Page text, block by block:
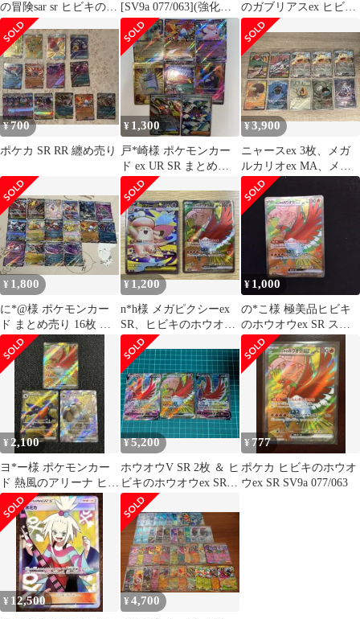
の冒険sar sr ヒビキのホ
ウオウex UR SRまとめ
[SV9a 077/063](強化拡
張パック「熱風のアリ
ーナ」) Ethan's Ho-Oh
ex SR [SV9a 077/063]
("Hot Wind Arena (Heat
Wave Arena)")
のガブリアスex ヒビキ
のホウオウex 2枚セッ
ト
¥700
ポケカ SR RR 纏め売り
¥ 1,300
戸*崎様 ポケモンカー
ド ex UR SR まとめ売
り
¥3,900
ニャースex 3枚、メガ
ルカリオex MA、メガ
サーナイトex MA 他
¥ 1,800
に*@様 ポケモンカー
ド まとめ売り 16枚 MA
SR AR RR
¥1,200
n*h様 メガピクシーex
SR、ヒビキのホウオウ
ex SR
¥ 1,000
の*こ様 極美品ヒビキ
のホウオウex SR スカ
ーレット&バイオレッ
ト 強化拡張
¥ 2,100
ヨ*ー様 ポケモンカー
ド 熱風のアリーナ ヒビ
キのホウオウex 等 SR 3
枚
¥5,200
ホウオウV SR 2枚 ＆ ヒ
ビキのホウオウex SR
計3枚セット ポケカ
¥ 777
ポケカ ヒビキのホウオ
ウex SR SV9a 077/063
¥ 12,500 ¥4,700